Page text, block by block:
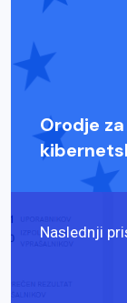
Orodje
Naslednji